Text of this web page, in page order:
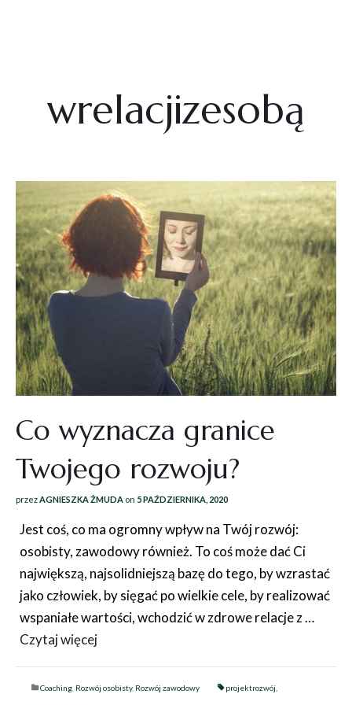
wrelacjizesobą
Co wyznacza granice
Twojego rozwoju?
przez AGNIESZKA ŻMUDA on 5 PAŹDZIERNIKA, 2020
Jest coś, co ma ogromny wpływ na Twój rozwój:
osobisty, zawodowy również. To coś może dać Ci
największą, najsolidniejszą bazę do tego, by wzrastać
jako człowiek, by sięgać po wielkie cele, by realizować
wspaniałe wartości, wchodzić w zdrowe relacje z …
Czytaj więcej
Coaching Rozwój osobisty, Rozwój zawodowy projektrozwój